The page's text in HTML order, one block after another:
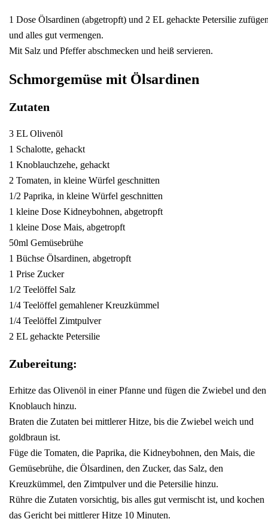
1 Dose Ölsardinen (abgetropft) und 2 EL gehackte Petersilie
und alles gut vermengen.
Mit Salz und Pfeffer abschmecken und heiß servieren.
Schmorgemüse mit Ölsardinen
Zutaten
3 EL Olivenöl
1 Schalotte, gehackt
1 Knoblauchzehe, gehackt
2 Tomaten, in kleine Würfel geschnitten
1/2 Paprika, in kleine Würfel geschnitten
1 kleine Dose Kidneybohnen, abgetropft
1 kleine Dose Mais, abgetropft
50ml Gemüsebrühe
1 Büchse Ölsardinen, abgetropft
1 Prise Zucker
1/2 Teelöffel Salz
1/4 Teelöffel gemahlener Kreuzkümmel
1/4 Teelöffel Zimtpulver
2 EL gehackte Petersilie
Zubereitung:
Erhitze das Olivenöl in einer Pfanne und fügen die Zwiebel und den
Knoblauch hinzu.
Braten die Zutaten bei mittlerer Hitze, bis die Zwiebel weich und
goldbraun ist.
Füge die Tomaten, die Paprika, die Kidneybohnen, den Mais, die
Gemüsebrühe, die Ölsardinen, den Zucker, das Salz, den
Kreuzkümmel, den Zimtpulver und die Petersilie hinzu.
Rühre die Zutaten vorsichtig, bis alles gut vermischt ist, und kochen
das Gericht bei mittlerer Hitze 10 Minuten.